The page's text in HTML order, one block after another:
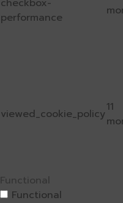
checkbox-
performance
viewed_cookie_policy11
Functional
Functional